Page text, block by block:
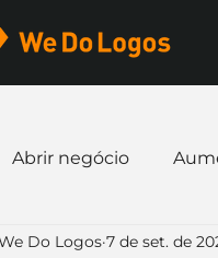
Abrir negócio
Email
Do Logos 7 de set. de